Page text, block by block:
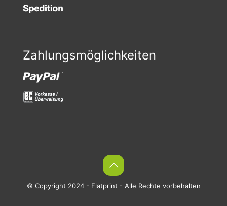
Zahlungsmöglichkeiten
© Copyright 2024 - Flatprint - Alle Rechte vorbehalten